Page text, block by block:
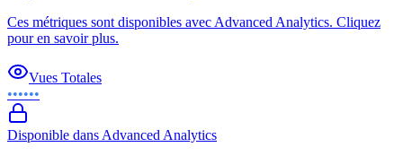
Ces métriques sont disponibles avec Advanced Analytics. Cliquez
pour en savoir plus.
Vues Totales
••••••
Disponible dans Advanced Analytics